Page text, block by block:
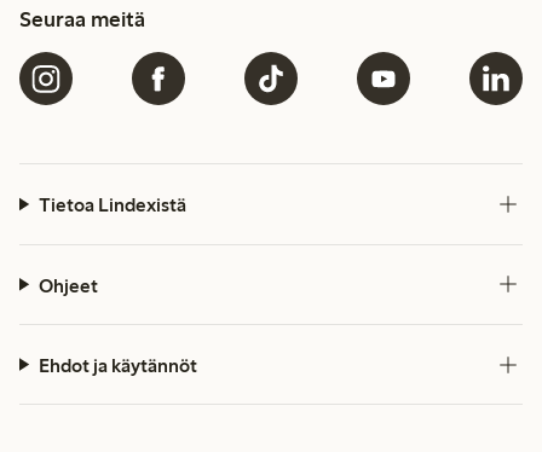
Seuraa meitä
Tietoa Lindexistä
Ohjeet
Ehdot ja käytännöt